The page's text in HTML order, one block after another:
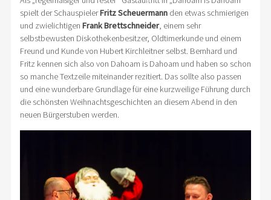
spielt der SchauspielerFritz Scheuermannden etwas schmierigen
und zwielichtigen Frank Brettschneider, einem sehr
selbstbewusten Diskothekenbesitzer, Oldtimerkunde und einem
Freund und Kunde von Hubert Kirchleitner selbst. Bernhard und
Fritz kennen sich also von Dahoam is Dahoam und haben so schon
so manche Textzeile miteinander rezitiert. Das sollte also passen
und eine wunderbare Grundlage für eine kurzweilige Führung durch
die schönsten Weihnachtsgeschichten an diesem Abend in den
neuen Bürgerstuben werden.